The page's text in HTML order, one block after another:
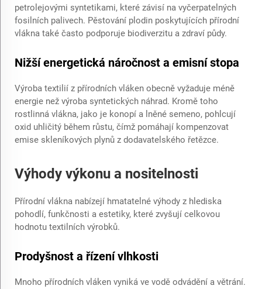
petrolejovými syntetikami, které závisí na vyčerpatelných
fosilních palivech. Pěstování plodin poskytujících přírodní
vlákna také často podporuje biodiverzitu a zdraví půdy.
Nižší energetická náročnost a emisní stopa
Výroba textilií z přírodních vláken obecně vyžaduje méně
energie než výroba syntetických náhrad. Kromě toho
rostlinná vlákna, jako je konopí a lněné semeno, pohlcují
oxid uhličitý během růstu, čímž pomáhají kompenzovat
emise skleníkových plynů z dodavatelského řetězce.
Výhody výkonu a nositelnosti
Přírodní vlákna nabízejí hmatatelné výhody z hlediska
pohodlí, funkčnosti a estetiky, které zvyšují celkovou
hodnotu textilních výrobků.
Prodyšnost a řízení vlhkosti
Mnoho přírodních vláken vyniká ve vodě odvádění a větrání.